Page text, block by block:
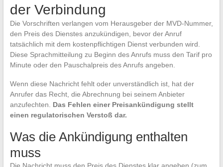
der Verbindung
Die Vorschriften verlangen vom Herausgeber der MVD-Nummer,
den Preis des Dienstes anzukündigen, bevor der Anruf
tatsächlich mit dem kostenpflichtigen Dienst verbunden wird.
Diese Sprachmitteilung zu Beginn des Anrufs muss den Tarif pro
Minute oder den Pauschalpreis des Anrufs angeben.
Wenn diese Nachricht fehlt oder unverständlich ist, hat der
Anrufer das Recht, die Abrechnung bei seinem Anbieter
anzufechten. Das Fehlen einer Preisankündigung stellt
einen regulatorischen Verstoß dar.
Was die Ankündigung enthalten
muss